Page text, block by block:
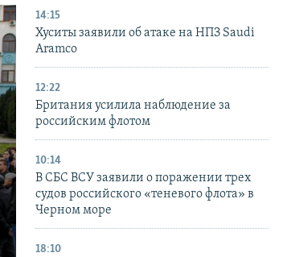
14:15
Хуситы заявили об атаке на НПЗ Saudi
Aramco
12:22
Британия усилила наблюдение за
российским флотом
10:14
В СБС ВСУ заявили о поражении трех
судов российского «теневого флота» в
Черном море
18:10